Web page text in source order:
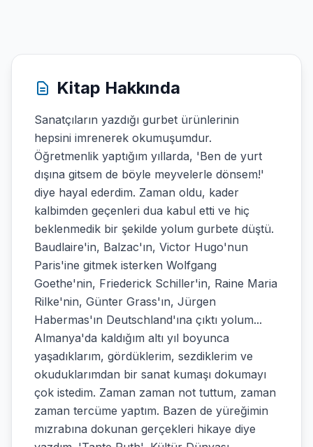
Kitap Hakkında
Sanatçıların yazdığı gurbet ürünlerinin
hepsini imrenerek okumuşumdur.
Öğretmenlik yaptığım yıllarda, 'Ben de yurt
dışına gitsem de böyle meyvelerle dönsem!'
diye hayal ederdim. Zaman oldu, kader
kalbimden geçenleri dua kabul etti ve hiç
beklenmedik bir şekilde yolum gurbete düştü.
Baudlaire'in, Balzac'ın, Victor Hugo'nun
Paris'ine gitmek isterken Wolfgang
Goethe'nin, Friederick Schiller'in, Raine Maria
Rilke'nin, Günter Grass'ın, Jürgen
Habermas'ın Deutschland'ına çıktı yolum...
Almanya'da kaldığım altı yıl boyunca
yaşadıklarım, gördüklerim, sezdiklerim ve
okuduklarımdan bir sanat kumaşı dokumayı
çok istedim. Zaman zaman not tuttum, zaman
zaman tercüme yaptım. Bazen de yüreğimin
mızrabına dokunan gerçekleri hikaye diye